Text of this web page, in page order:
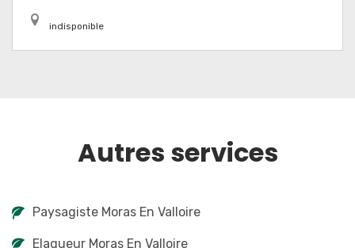
indisponible
Autres services
Paysagiste Moras En Valloire
Elagueur Moras En Valloire